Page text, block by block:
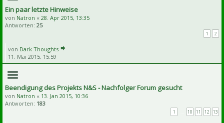
Ein paar letzte Hinweise
von Natron « 28. Apr 2015, 13:35
Antworten: 25
1 2
von Dark Thoughts
11. Mai 2015, 15:59
Beendigung des Projekts N&S - Nachfolger Forum gesucht
von Natron « 13. Jan 2015, 10:36
Antworten: 183
1 10 11 12 13